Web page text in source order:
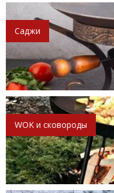
Саджи
WOK и сковороды